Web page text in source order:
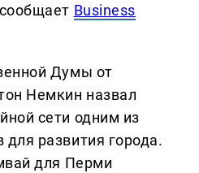
Business
Думы от
Немкин назвал
сети одним из
развития города.
для Перми